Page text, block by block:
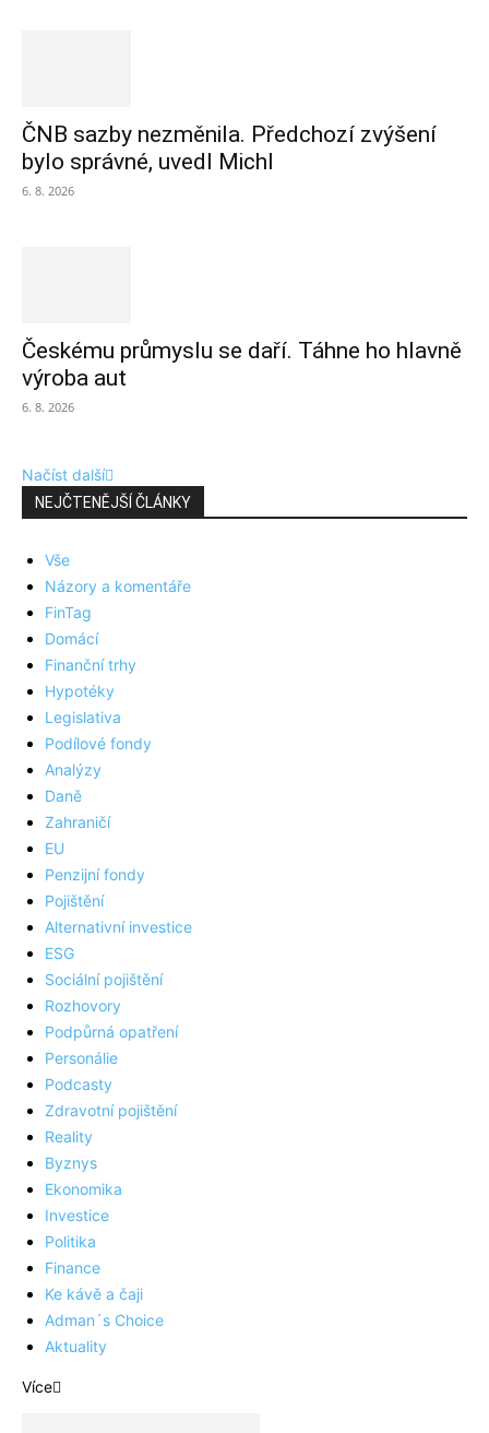
ČNB sazby nezměnila. Předchozí zvýšení
bylo správné, uvedl Michl
6. 8. 2026
Českému průmyslu se daří. Táhne ho hlavně
výroba aut
6. 8. 2026
Načíst další
NEJČTENĚJŠÍ ČLÁNKY
Vše
Názory a komentáře
FinTag
Domácí
Finanční trhy
Hypotéky
Legislativa
Podílové fondy
Analýzy
Daně
Zahraničí
EU
Penzijní fondy
Pojištění
Alternativní investice
ESG
Sociální pojištění
Rozhovory
Podpůrná opatření
Personálie
Podcasty
Zdravotní pojištění
Reality
Byznys
Ekonomika
Investice
Politika
Finance
Ke kávě a čaji
Adman´s Choice
Aktuality
Více